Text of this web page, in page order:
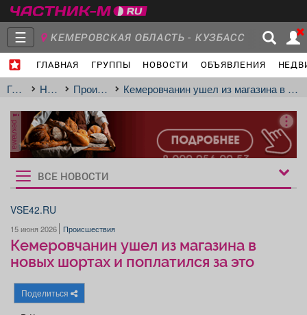
☰ КЕМЕРОВСКАЯ ОБЛАСТЬ - КУЗБАСС
ГЛАВНАЯ ГРУППЫ НОВОСТИ ОБЪЯВЛЕНИЯ
Главная
Группы
Объявления Недвижимость Услуги
Работа
ГлавнаяНовостиПроисшествия Кемеровчанин ушел из магазина в новых шортах и поплатился за это
реклама
Рукбрики
новостей
ВСЕ НОВОСТИ
VSE42.RU
15 июня 2026 Происшествия
Кемеровчанин ушел из магазина в
новых шортах и поплатился за это
Поделиться